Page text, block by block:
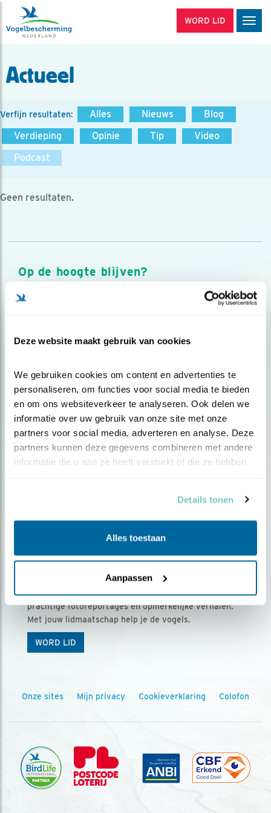
Deze website maakt gebruik van cookies
We gebruiken cookies om content en advertenties te
personaliseren, om functies voor social media te bieden
en om ons websiteverkeer te analyseren. Ook delen we
informatie over uw gebruik van onze site met onze
partners voor social media, adverteren en analyse. Deze
partners kunnen deze gegevens combineren met andere
informatie die u aan ze heeft verstrekt of die ze hebben
Details tonen
Alles toestaan
Aanpassen
WORD LID
Actueel
Verfijn resultaten: Alles Nieuws
Blog
Verdieping
Opinie Tip
Video
Podcast
Geen resultaten.
Op de hoogte blijven?
Meld je aan en ontvang nieuws, inspiratie, acties en tips
over vogels en activiteiten van Vogelbescherming.
Ontvang 5 x Vogels voor € 36,00 per jaar
Vogels is het tijdschrift voor onze leden, met
prachtige fotoreportages en opmerkelijke verhalen.
Met jouw lidmaatschap help je de vogels.
WORD LID
Onze sites Mijn privacy Cookieverklaring Colofon